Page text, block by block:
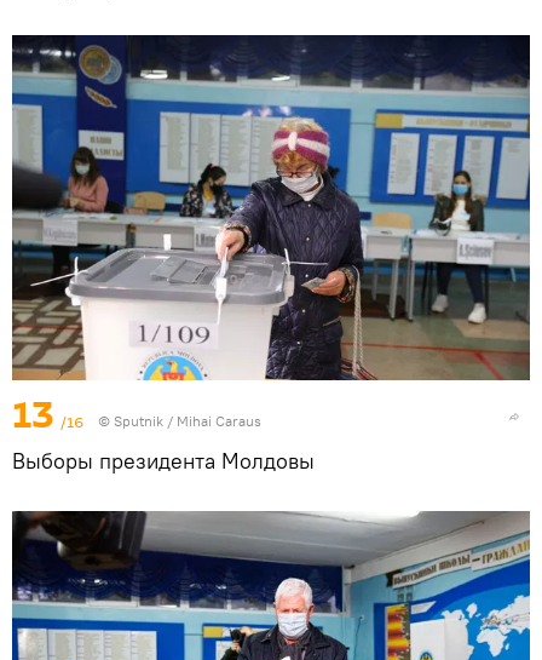
13 /16 © Sputnik / Mihai Caraus
Выборы президента Молдовы